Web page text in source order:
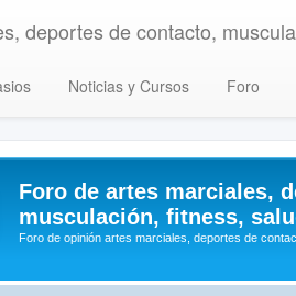
deportes de contacto,
Noticias y Cursos Foro
Foro de artes marciales,
musculación, fitness,
Foro de opinión artes marciales, deportes de